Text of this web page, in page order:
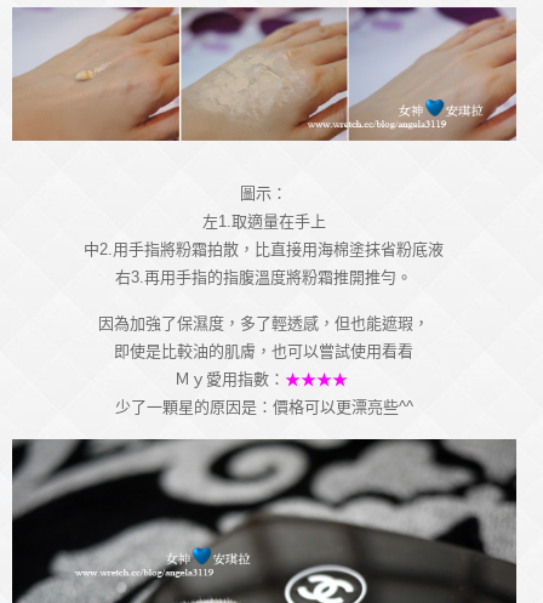
圖示：
左1.取適量在手上
中2.用手指將粉霜拍散，比直接用海棉塗抹省粉底液
右3.再用手指的指腹溫度將粉霜推開推勻。
因為加強了保濕度，多了輕透感，但也能遮瑕，
即使是比較油的肌膚，也可以嘗試使用看看
Ｍｙ愛用指數：★★★★
少了一顆星的原因是：價格可以更漂亮些^^